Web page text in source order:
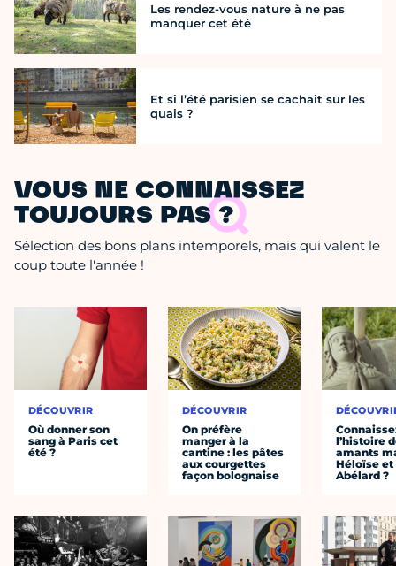
Les rendez-vous nature à ne pas
manquer cet été
Et si l’été parisien se cachait sur les
quais ?
VOUS NE CONNAISSEZ
TOUJOURS PAS ?
Sélection des bons plans intemporels, mais qui valent le
coup toute l'année !
DÉCOUVRIR
Où donner son
sang à Paris cet
été ?
DÉCOUVRIR
On préfère
manger à la
cantine : les pâtes
aux courgettes
façon bolognaise
l’histoire
amants
Héloïse et
Abélard ?